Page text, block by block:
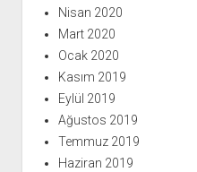
Nisan 2020
Mart 2020
Ocak 2020
Kasım 2019
Eylül 2019
Ağustos 2019
Temmuz 2019
Haziran 2019